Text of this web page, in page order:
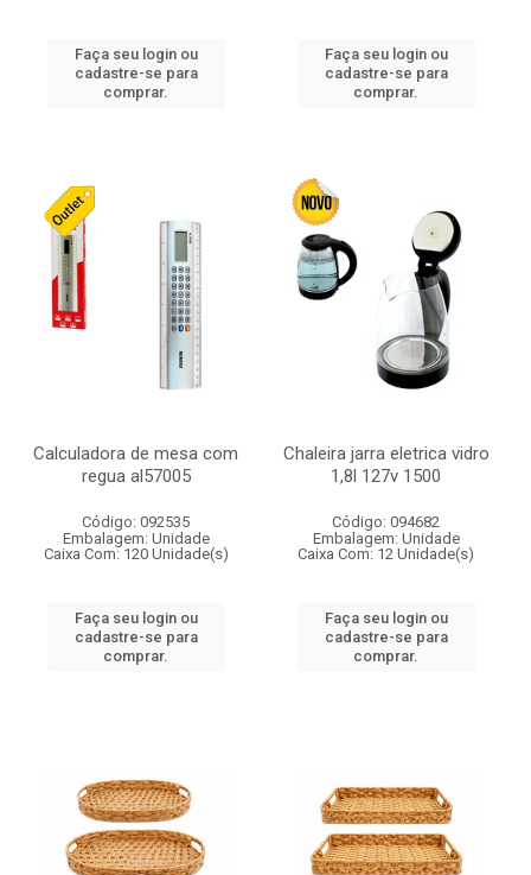
Faça seu login ou
cadastre-se para
comprar.
Faça seu login ou
cadastre-se para
comprar.
Calculadora de mesa com
regua al57005
Código: 092535
Embalagem: Unidade
Caixa Com: 120 Unidade(s)
Faça seu login ou
cadastre-se para
comprar.
Chaleira jarra eletrica vidro
1,8l 127v 1500
Código: 094682
Embalagem: Unidade
Caixa Com: 12 Unidade(s)
Faça seu login ou
cadastre-se para
comprar.